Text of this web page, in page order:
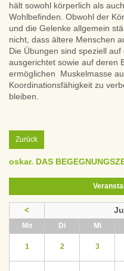
hält sowohl körperlich als
Wohlbefinden. Obwohl der
und die Gelenke allgemein
nicht, dass ältere Menschen
Die Übungen sind speziell
ausgerichtet sowie auf deren
ermöglichen Muskelmasse
Koordinationsfähigkeit zu
bleiben.
Zurück
oskar. DAS
<
Montag Dienstag Mittwoch
1 2 3